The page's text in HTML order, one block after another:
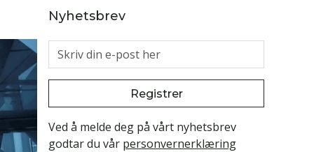
Nyhetsbrev
Registrer
Ved å melde deg på vårt nyhetsbrev
godtar du vår personvernerklæring